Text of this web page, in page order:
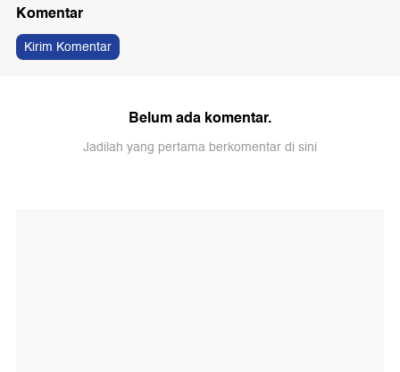
Komentar
Kirim Komentar
Belum ada komentar.
Jadilah yang pertama berkomentar di sini